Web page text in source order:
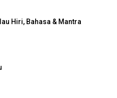
Hiri, Bahasa & Mantra